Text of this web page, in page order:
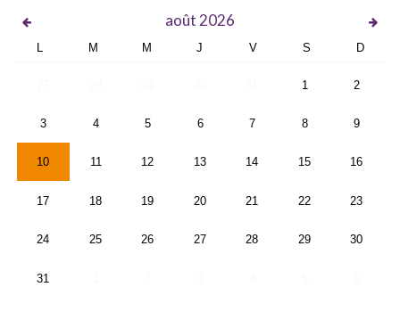
août 2026
L M M J V S D
1 2
3 4 5 6 7 8 9
10 11 12 13 14 15 16
17 18 19 20 21 22 23
24 25 26 27 28 29 30
31